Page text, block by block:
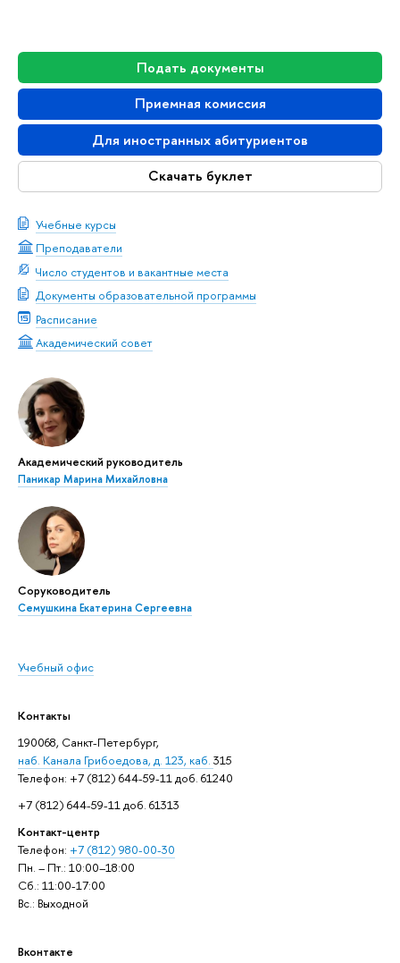
Подать документы
Приемная комиссия
Для иностранных абитуриентов
Скачать буклет
Учебные курсы
Преподаватели
Число студентов и вакантные места
Документы образовательной программы
Расписание
Академический совет
Академический руководитель
Паникар Марина Михайловна
Соруководитель
Семушкина Екатерина Сергеевна
Учебный офис
Контакты
190068, Санкт-Петербург,
наб. Канала Грибоедова, д. 123, каб. 315
Телефон: +7 (812) 644-59-11 доб. 61240
+7 (812) 644-59-11 доб. 61313
Контакт-центр
Телефон: +7 (812) 980-00-30
Пн. – Пт.: 10:00–18:00
Сб.: 11:00-17:00
Вс.: Выходной
Вконтакте